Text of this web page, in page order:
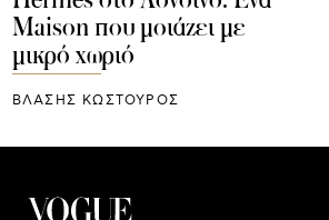
Maison που μοιάζει με
μικρό χωριό
ΒΛΑΣΗΣ ΚΩΣΤΟΥΡΟΣ